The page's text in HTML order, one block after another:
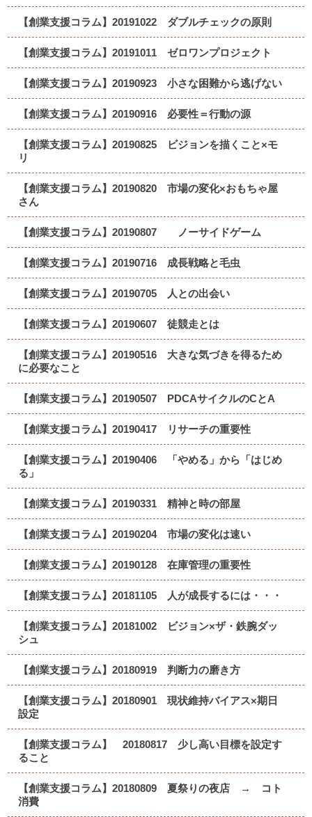
【創業支援コラム】20191022 ダブルチェックの原則
【創業支援コラム】20191011 ゼロワンプロジェクト
【創業支援コラム】20190923 小さな困難から逃げない
【創業支援コラム】20190916 必要性＝行動の源
【創業支援コラム】20190825 ビジョンを描くこと×モ
リ
【創業支援コラム】20190820 市場の変化×おもちゃ屋
さん
【創業支援コラム】20190807 ノーサイドゲーム
【創業支援コラム】20190716 成長戦略と毛虫
【創業支援コラム】20190705 人との出会い
【創業支援コラム】20190607 徒競走とは
【創業支援コラム】20190516 大きな気づきを得るため
に必要なこと
【創業支援コラム】20190507 PDCAサイクルのCとA
【創業支援コラム】20190417 リサーチの重要性
【創業支援コラム】20190406 「やめる」から「はじめ
る」
【創業支援コラム】20190331 精神と時の部屋
【創業支援コラム】20190204 市場の変化は速い
【創業支援コラム】20190128 在庫管理の重要性
【創業支援コラム】20181105 人が成長するには・・・
【創業支援コラム】20181002 ビジョン×ザ・鉄腕ダッ
シュ
【創業支援コラム】20180919 判断力の磨き方
【創業支援コラム】20180901 現状維持バイアス×期日
設定
【創業支援コラム】 20180817 少し高い目標を設定す
ること
【創業支援コラム】20180809 夏祭りの夜店 → コト
消費